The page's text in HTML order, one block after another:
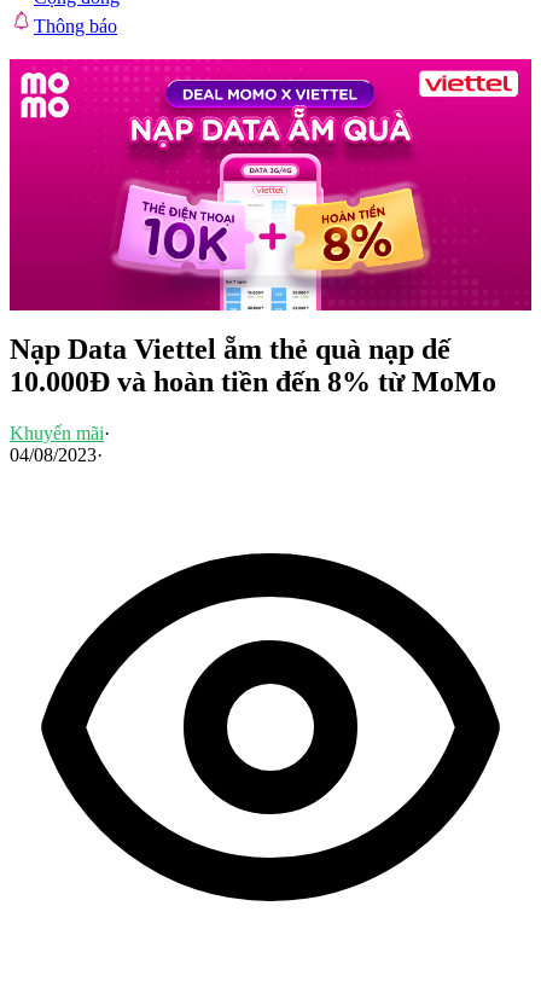
Thông báo
Nạp Data Viettel ẵm thẻ quà nạp dế
10.000Đ và hoàn tiền đến 8% từ MoMo
Khuyến mãi·
04/08/2023·